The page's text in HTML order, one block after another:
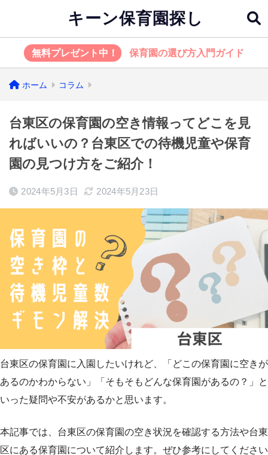
キーン保育園探し
無料プレゼント中！ 保育園の選び方入門ガイド
ホーム コラム
台東区の保育園の空き情報ってどこを見
ればいいの？台東区での待機児童や保育
園の見つけ方をご紹介！
2024年5月3日 2024年5月23日
台東区の保育園に入園したいけれど、「どこの保育園に空きが
あるのかわからない」「そもそもどんな保育園があるの？」と
いった疑問や不安があるかと思います。
本記事では、台東区の保育園の空き状況を確認する方法や台東
区にある保育園について紹介します。ぜひ参考にしてください